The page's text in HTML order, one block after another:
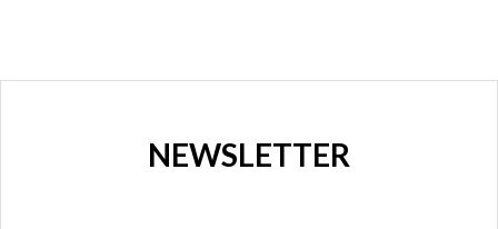
NEWSLETTER